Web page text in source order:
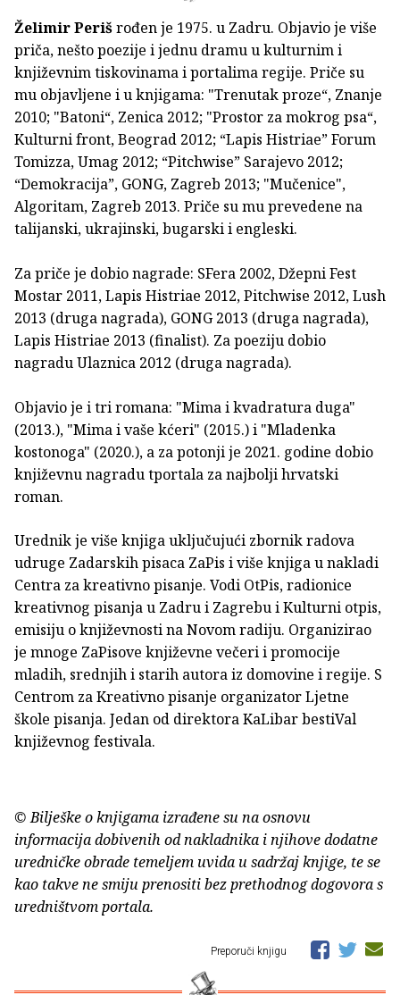
Želimir Perišrođen je 1975. u Zadru. Objavio je više
priča, nešto poezije i jednu dramu u kulturnim i
književnim tiskovinama i portalima regije. Priče su
mu objavljene i u knjigama: "Trenutak proze“, Znanje
2010; "Batoni“, Zenica 2012; "Prostor za mokrog psa“,
Kulturni front, Beograd 2012; “Lapis Histriae” Forum
Tomizza, Umag 2012; “Pitchwise” Sarajevo 2012;
“Demokracija”, GONG, Zagreb 2013; "Mučenice",
Algoritam, Zagreb 2013. Priče su mu prevedene na
talijanski, ukrajinski, bugarski i engleski.
Za priče je dobio nagrade: SFera 2002, Džepni Fest
Mostar 2011, Lapis Histriae 2012, Pitchwise 2012, Lush
2013 (druga nagrada), GONG 2013 (druga nagrada),
Lapis Histriae 2013 (finalist). Za poeziju dobio
nagradu Ulaznica 2012 (druga nagrada).
Objavio je i tri romana: "Mima i kvadratura duga"
(2013.), "Mima i vaše kćeri" (2015.) i "Mladenka
kostonoga" (2020.), a za potonji je 2021. godine dobio
književnu nagradu tportala za najbolji hrvatski
roman.
Urednik je više knjiga uključujući zbornik radova
udruge Zadarskih pisaca ZaPis i više knjiga u nakladi
Centra za kreativno pisanje. Vodi OtPis, radionice
kreativnog pisanja u Zadru i Zagrebu i Kulturni otpis,
emisiju o književnosti na Novom radiju. Organizirao
je mnoge ZaPisove književne večeri i promocije
mladih, srednjih i starih autora iz domovine i regije. S
Centrom za Kreativno pisanje organizator Ljetne
škole pisanja. Jedan od direktora KaLibar bestiVal
književnog festivala.
© Bilješke o knjigama izrađene su na osnovu
informacija dobivenih od nakladnika i njihove dodatne
uredničke obrade temeljem uvida u sadržaj knjige, te se
kao takve ne smiju prenositi bez prethodnog dogovora s
uredništvom portala.
Preporuči knjigu